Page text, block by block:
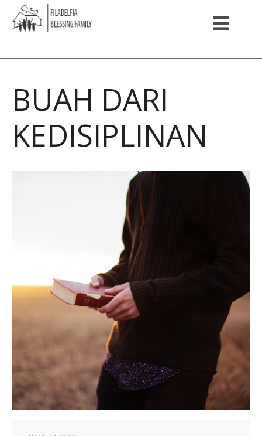
BUAH DARI
KEDISIPLINAN